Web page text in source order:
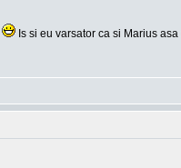
Is si eu varsator ca si Marius